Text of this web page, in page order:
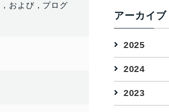
および，プログ
アーカイブ
2025
2024
2023